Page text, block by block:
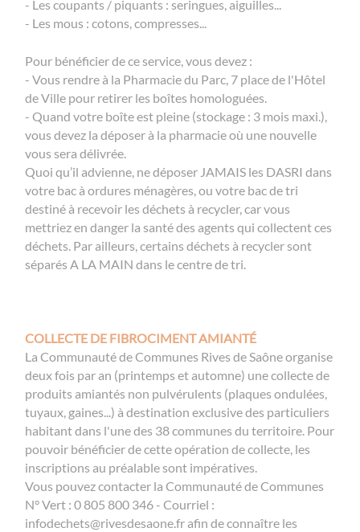
- Les coupants / piquants : seringues, aiguilles...
- Les mous : cotons, compresses...
Pour bénéficier de ce service, vous devez :
- Vous rendre à la Pharmacie du Parc, 7 place de l'Hôtel
de Ville pour retirer les boîtes homologuées.
- Quand votre boîte est pleine (stockage : 3 mois maxi.),
vous devez la déposer à la pharmacie où une nouvelle
vous sera délivrée.
Quoi qu’il advienne, ne déposer JAMAIS les DASRI dans
votre bac à ordures ménagères, ou votre bac de tri
destiné à recevoir les déchets à recycler, car vous
mettriez en danger la santé des agents qui collectent ces
déchets. Par ailleurs, certains déchets à recycler sont
séparés A LA MAIN dans le centre de tri.
COLLECTE DE FIBROCIMENT AMIANTÉ
La Communauté de Communes Rives de Saône organise
deux fois par an (printemps et automne) une collecte de
produits amiantés non pulvérulents (plaques ondulées,
tuyaux, gaines...) à destination exclusive des particuliers
habitant dans l'une des 38 communes du territoire. Pour
pouvoir bénéficier de cette opération de collecte, les
inscriptions au préalable sont impératives.
Vous pouvez contacter la Communauté de Communes
N° Vert : 0 805 800 346 - Courriel :
infodechets@rivesdesaone.fr afin de connaître les